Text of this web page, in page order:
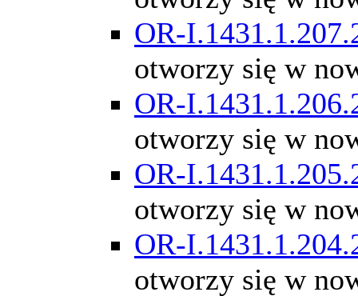
OR-
otworzy się w
OR-
otworzy się w
OR-
otworzy się w
OR-
otworzy się w